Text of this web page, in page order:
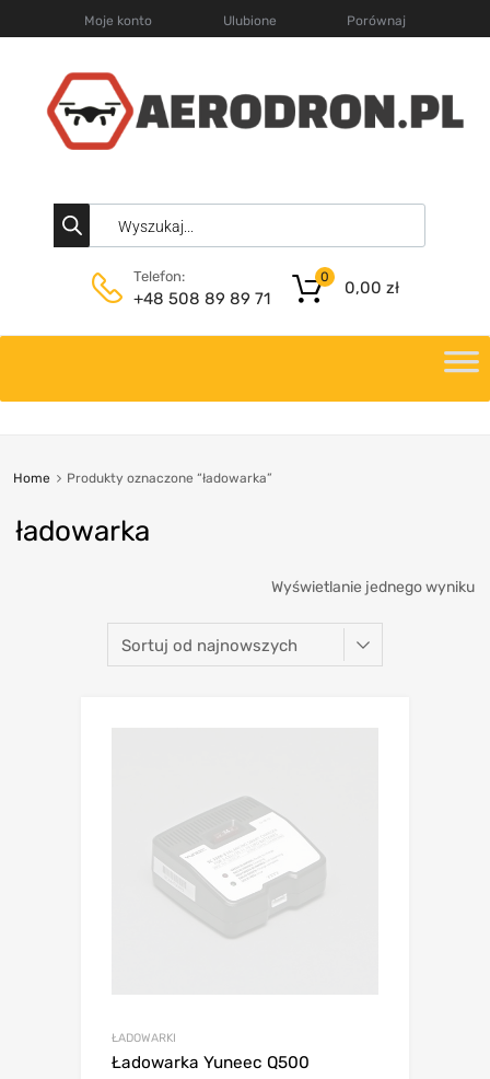
Moje konto Ulubione Porównaj
Telefon:
+48 508 89 89 71
0,00 zł
0
Home Produkty oznaczone “ładowarka”
ładowarka
Wyświetlanie jednego wyniku
ŁADOWARKI
Ładowarka Yuneec Q500